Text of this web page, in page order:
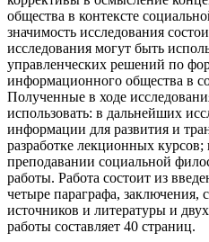
общества в контексте
значимость исследования
исследования могут быть
управленческих решений по
информационного общества в
Полученные в ходе
использовать: в дальнейших
информации для развития и
разработке лекционных
преподавании социальной
работы. Работа состоит из
четыре параграфа, заключения,
источников и литературы и
работы составляет 40 страниц.